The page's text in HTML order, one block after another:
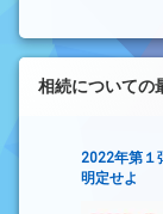
相続についての
2022年第１
明定せよ